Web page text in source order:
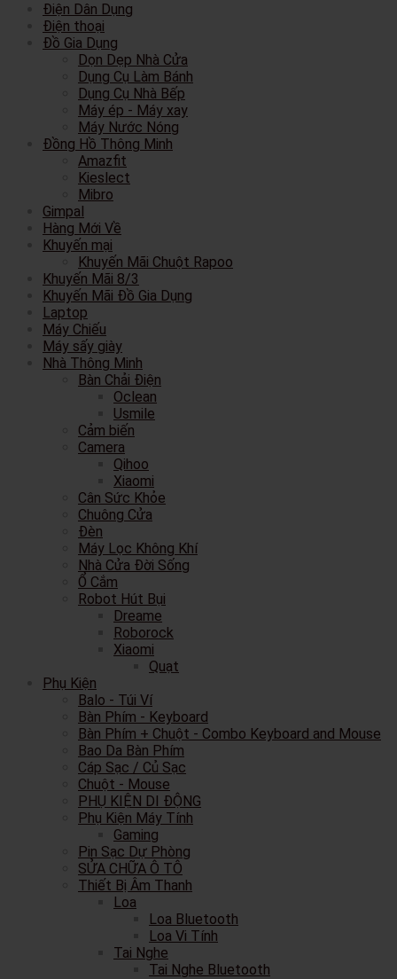
Điện Dân Dụng
Điện thoại
Đồ Gia Dụng
Dọn Dẹp Nhà Cửa
Dụng Cụ Làm Bánh
Dụng Cụ Nhà Bếp
Máy ép - Máy xay
Máy Nước Nóng
Đồng Hồ Thông Minh
Amazfit
Kieslect
Mibro
Gimpal
Hàng Mới Về
Khuyến mại
Khuyến Mãi Chuột Rapoo
Khuyến Mãi 8/3
Khuyến Mãi Đồ Gia Dụng
Laptop
Máy Chiếu
Máy sấy giày
Nhà Thông Minh
Bàn Chải Điện
Oclean
Usmile
Cảm biến
Camera
Qihoo
Xiaomi
Cân Sức Khỏe
Chuông Cửa
Đèn
Máy Lọc Không Khí
Nhà Cửa Đời Sống
Ổ Cắm
Robot Hút Bụi
Dreame
Roborock
Xiaomi
Quạt
Phụ Kiện
Balo - Túi Ví
Bàn Phím - Keyboard
Bàn Phím + Chuột - Combo Keyboard and Mouse
Bao Da Bàn Phím
Cáp Sạc / Củ Sạc
Chuột - Mouse
PHỤ KIỆN DI ĐỘNG
Phụ Kiện Máy Tính
Gaming
Pin Sạc Dự Phòng
SỬA CHỮA Ô TÔ
Thiết Bị Âm Thanh
Loa
Loa Bluetooth
Loa Vi Tính
Tai Nghe
Tai Nghe Bluetooth